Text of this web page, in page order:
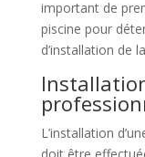
important de
piscine pour
d’installation de
L’installation